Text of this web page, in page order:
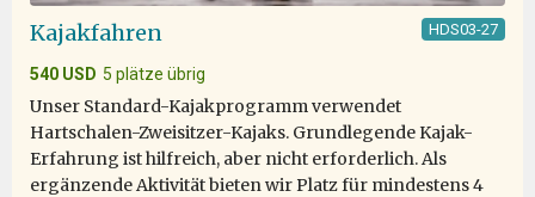
The trip exceeded all of my expectations, from start to
finish. Julian was a fantastic kayak guide with excellent
support from Paulo and Alexis. I would especially like to
compliment Rose and Damien who were our dining
Kajakfahren HDS03-27
540 USD 5 plätze übrig
Unser Standard-Kajakprogramm verwendet
Hartschalen-Zweisitzer-Kajaks. Grundlegende Kajak-
Erfahrung ist hilfreich, aber nicht erforderlich. Als
ergänzende Aktivität bieten wir Platz für mindestens 4